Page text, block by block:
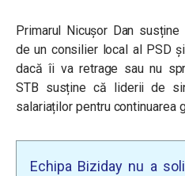
Primarul Nicușor Dan
de un consilier local al PSD
dacă îi va retrage sau nu
STB susține că liderii de
salariaților pentru continuarea
Echipa Biziday nu a